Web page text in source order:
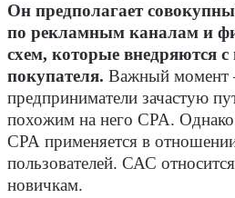
Он предполагает
по рекламным каналам и
схем, которые внедряются
покупателя. Важный момент
предприниматели зачастую
похожим на него СРА. Однако
СРА применяется в
пользователей. САС
новичкам.